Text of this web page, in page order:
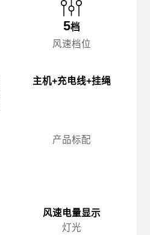
5档
风速档位
主机+充电线+挂绳
产品标配
风速电量显示
灯光